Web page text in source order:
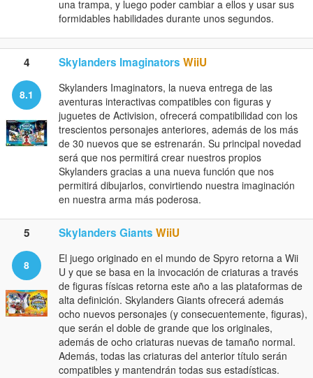
una trampa, y luego poder cambiar a ellos y usar sus
formidables habilidades durante unos segundos.
4 Skylanders Imaginators WiiU
8.1
Skylanders Imaginators, la nueva entrega de las
aventuras interactivas compatibles con figuras y
juguetes de Activision, ofrecerá compatibilidad con los
trescientos personajes anteriores, además de los más
de 30 nuevos que se estrenarán. Su principal novedad
será que nos permitirá crear nuestros propios
Skylanders gracias a una nueva función que nos
permitirá dibujarlos, convirtiendo nuestra imaginación
en nuestra arma más poderosa.
5 Skylanders Giants WiiU
8
El juego originado en el mundo de Spyro retorna a Wii
U y que se basa en la invocación de criaturas a través
de figuras físicas retorna este año a las plataformas de
alta definición. Skylanders Giants ofrecerá además
ocho nuevos personajes (y consecuentemente, figuras),
que serán el doble de grande que los originales,
además de ocho criaturas nuevas de tamaño normal.
Además, todas las criaturas del anterior título serán
compatibles y mantendrán todas sus estadísticas.